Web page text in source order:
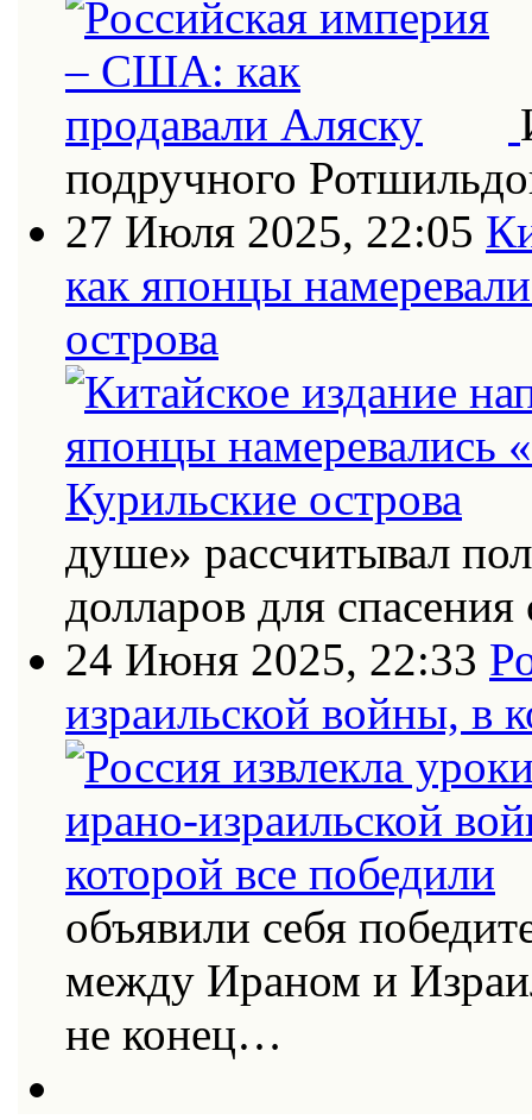
подручного
27 Июля 2025, 22:05
как японцы
острова
душе» рассчитывал
долларов для спасения
24 Июня 2025, 22:33
израильской войны, в
объявили себя
между Ираном и
не конец…